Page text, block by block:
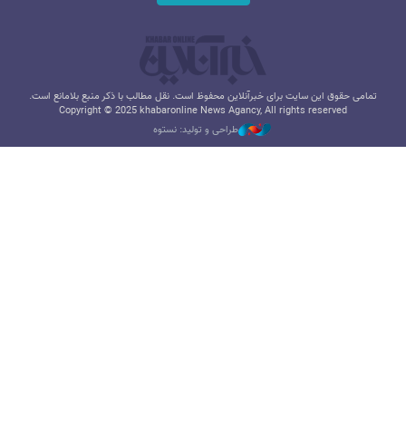
تمامی حقوق این سایت برای خبرآنلاین محفوظ است. نقل مطالب با ذکر منبع بلامانع است.
Copyright © 2025 khabaronline News Agancy, All rights reserved
طراحی و تولید: نستوه